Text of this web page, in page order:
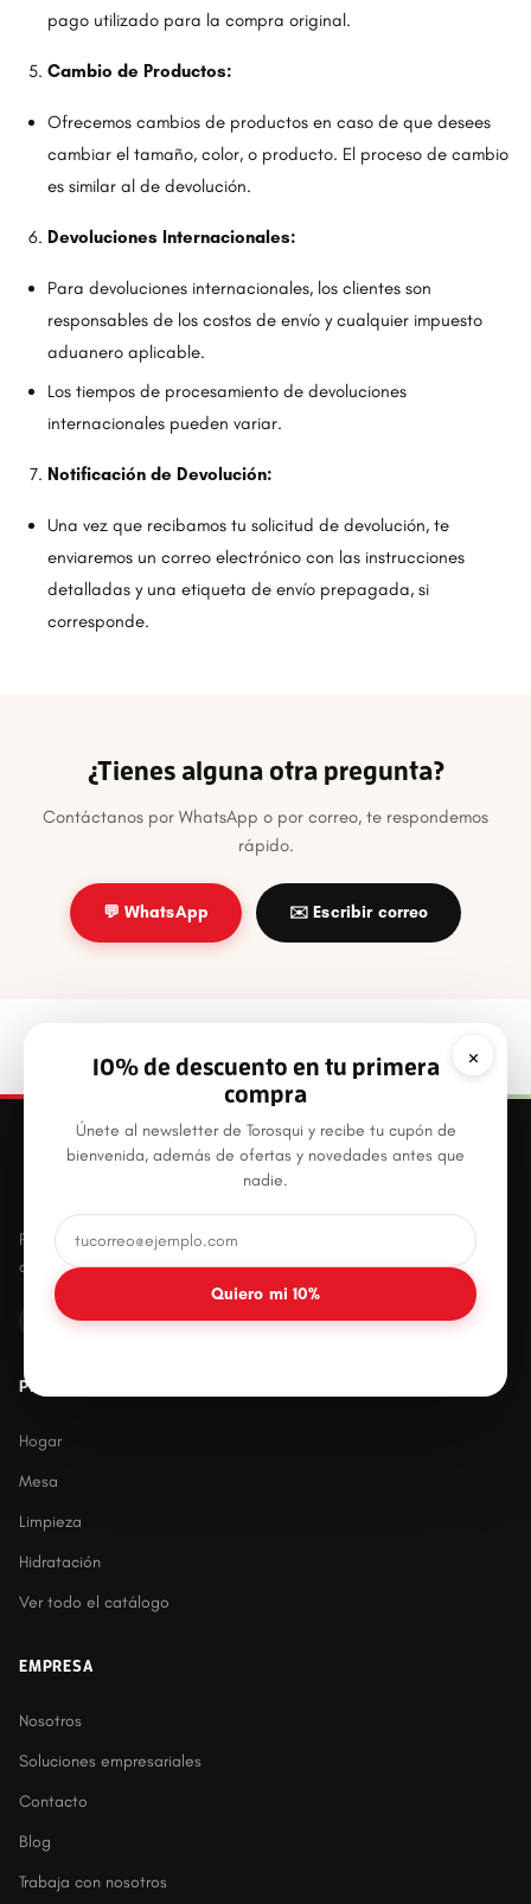
pago utilizado para la compra original.
Cambio de Productos:
Ofrecemos cambios de productos en caso de que desees
cambiar el tamaño, color, o producto. El proceso de cambio
es similar al de devolución.
Devoluciones Internacionales:
Para devoluciones internacionales, los clientes son
responsables de los costos de envío y cualquier impuesto
aduanero aplicable.
Los tiempos de procesamiento de devoluciones
internacionales pueden variar.
Notificación de Devolución:
Una vez que recibamos tu solicitud de devolución, te
enviaremos un correo electrónico con las instrucciones
detalladas y una etiqueta de envío prepagada, si
corresponde.
¿Tienes alguna otra pregunta?
Contáctanos por WhatsApp o por correo, te respondemos
rápido.
💬 WhatsApp ✉️ Escribir correo
×
10% de descuento en tu primera
compra
Únete al newsletter de Torosqui y recibe tu cupón de
bienvenida, además de ofertas y novedades antes que
nadie.
Quiero mi 10%
Productos plásticos innovadores, prácticos y
duraderos para el hogar mexicano.
PRODUCTOS
Hogar
Mesa
Limpieza
Hidratación
Ver todo el catálogo
EMPRESA
Nosotros
Soluciones empresariales
Contacto
Blog
Trabaja con nosotros